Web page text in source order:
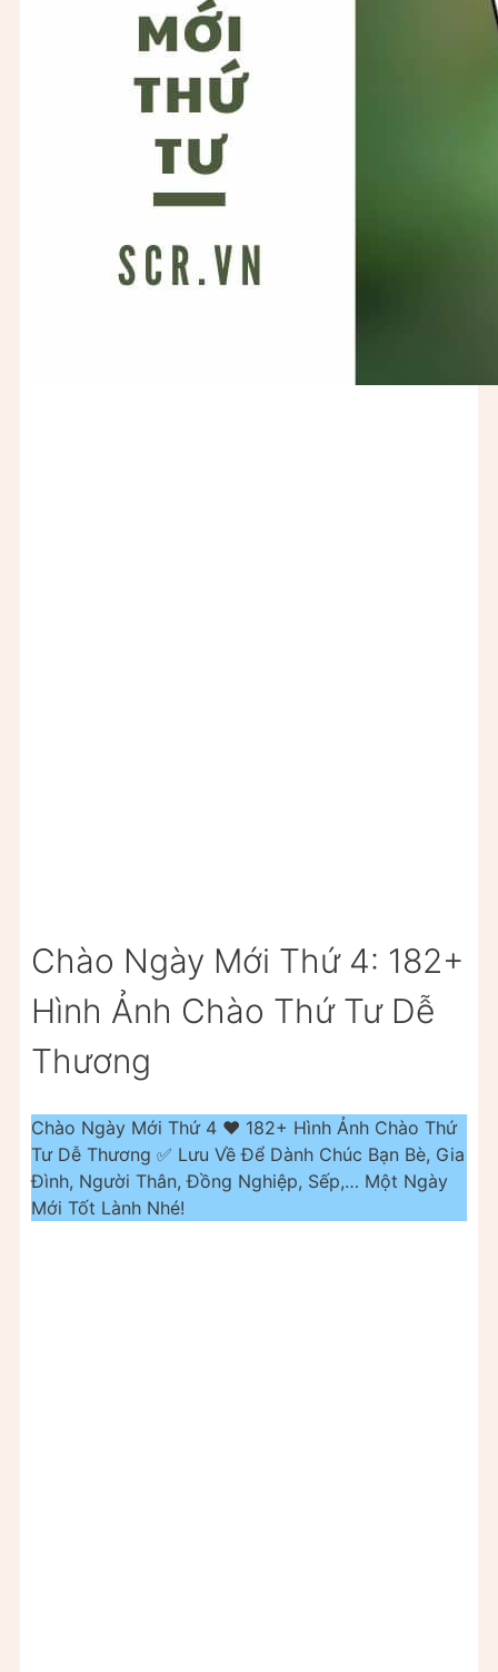
Chào Ngày Mới Thứ 4: 182+
Hình Ảnh Chào Thứ Tư Dễ
Thương
Chào Ngày Mới Thứ 4 ❤️ 182+ Hình Ảnh Chào Thứ
Tư Dễ Thương ✅ Lưu Về Để Dành Chúc Bạn Bè, Gia
Đình, Người Thân, Đồng Nghiệp, Sếp,… Một Ngày
Mới Tốt Lành Nhé!